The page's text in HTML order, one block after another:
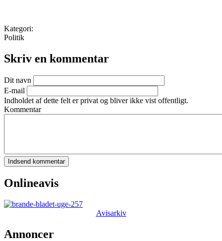
Kategori:
Politik
Skriv en kommentar
Dit navn
E-mail
Indholdet af dette felt er privat og bliver ikke vist offentligt.
Kommentar
Onlineavis
Avisarkiv
Annoncer